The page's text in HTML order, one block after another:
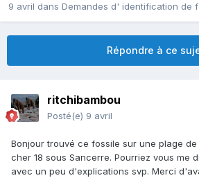
9 avril dans Demandes d' identification de
Répondre à ce
ritchibambou
Posté(e) 9 avril
Bonjour trouvé ce fossile sur une plage
cher 18 sous Sancerre. Pourriez vous me
avec un peu d'explications svp. Merci